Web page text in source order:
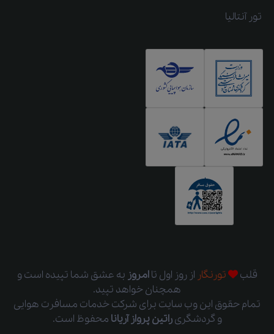
تور آنتالیا
قلب تورنگار از روز اول تاامروز به عشق شما تپیده است و
همچنان خواهد تپید.
تمام حقوق این وب سایت برای شرکت خدمات مسافرت هوایی
و گردشگریراتین پرواز آریانا محفوظ است.